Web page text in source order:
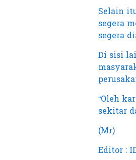
Selain
segera
segera
Di sisi
“Oleh
sekitar
(Mr)
Editor :